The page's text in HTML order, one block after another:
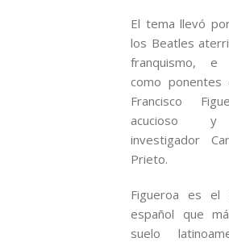
El tema llevó
los Beatles
franquismo, e
como ponentes
Francisco
acucioso y
investigador
Prieto.
Figueroa es el
español que
suelo